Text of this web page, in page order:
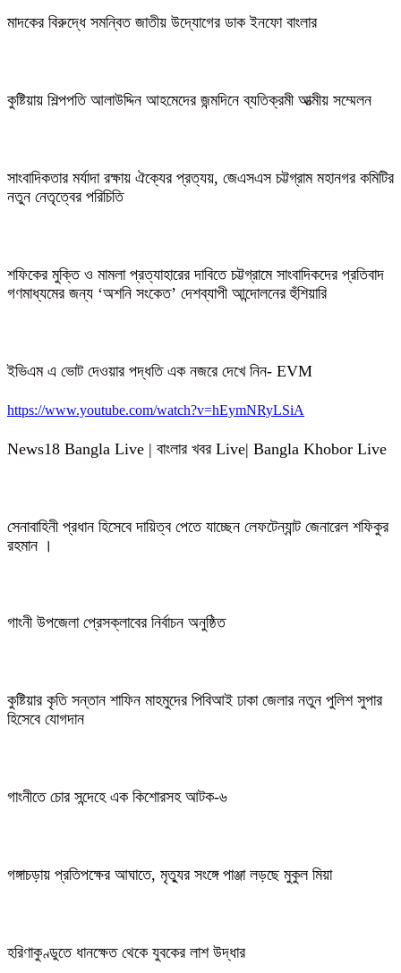
মাদকের বিরুদ্ধে সমন্বিত জাতীয় উদ্যোগের ডাক ইনফো বাংলার
কুষ্টিয়ায় শিল্পপতি আলাউদ্দিন আহমেদের জন্মদিনে ব্যতিক্রমী আত্মীয় সম্মেলন
সাংবাদিকতার মর্যাদা রক্ষায় ঐক্যের প্রত্যয়, জেএসএস চট্টগ্রাম মহানগর কমিটির
নতুন নেতৃত্বের পরিচিতি
শফিকের মুক্তি ও মামলা প্রত্যাহারের দাবিতে চট্টগ্রামে সাংবাদিকদের প্রতিবাদ
গণমাধ্যমের জন্য ‘অশনি সংকেত’ দেশব্যাপী আন্দোলনের হুঁশিয়ারি
ইভিএম এ ভোট দেওয়ার পদ্ধতি এক নজরে দেখে নিন- EVM
https://www.youtube.com/watch?v=hEymNRyLSiA
News18 Bangla Live | বাংলার খবর Live| Bangla Khobor Live
সেনাবাহিনী প্রধান হিসেবে দায়িত্ব পেতে যাচ্ছেন লেফটেন্যান্ট জেনারেল শফিকুর
রহমান ।
গাংনী উপজেলা প্রেসক্লাবের নির্বাচন অনুষ্ঠিত
কুষ্টিয়ার কৃতি সন্তান শাফিন মাহমুদের পিবিআই ঢাকা জেলার নতুন পুলিশ সুপার
হিসেবে যোগদান
গাংনীতে চোর সন্দেহে এক কিশোরসহ আটক-৬
গঙ্গাচড়ায় প্রতিপক্ষের আঘাতে, মৃত্যুর সংঙ্গে পাঞ্জা লড়ছে মুকুল মিয়া
হরিণাকুণ্ডুতে ধানক্ষেত থেকে যুবকের লাশ উদ্ধার